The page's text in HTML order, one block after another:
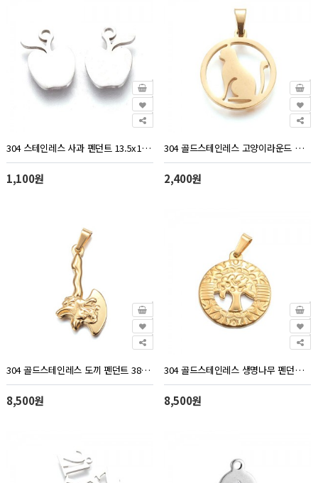
304 스테인레스 사과 펜던트 13.5x11mm - 1개
1,100원
304 골드스테인레스 고양이라운드 펜던트 20x16mm - 1개
2,400원
304 골드스테인레스 도끼 펜던트 38x18mm - 1개
8,500원
304 골드스테인레스 생명나무 펜던트 30x26mm - 1개
8,500원